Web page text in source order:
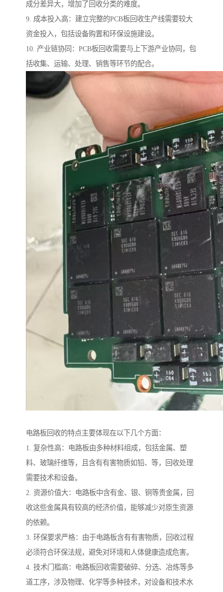
成分差异大，增加了回收分类的难度。
9. 成本投入高：建立完整的PCB板回收生产线需要较大
资金投入，包括设备购置和环保设施建设。
10. 产业链协同：PCB板回收需要与上下游产业协同，包
括收集、运输、处理、销售等环节的配合。
电路板回收的特点主要体现在以下几个方面：
1. 复杂性高：电路板由多种材料组成，包括金属、塑
料、玻璃纤维等，且含有有害物质如铅、等，回收处理
需要技术和设备。
2. 资源价值大：电路板中含有金、银、铜等贵金属，回
收这些金属具有较高的经济价值，能够减少对原生资源
的依赖。
3. 环保要求严格：由于电路板含有有害物质，回收过程
必须符合环保法规，避免对环境和人体健康造成危害。
4. 技术门槛高：电路板回收需要破碎、分选、冶炼等多
道工序，涉及物理、化学等多种技术，对设备和技术水